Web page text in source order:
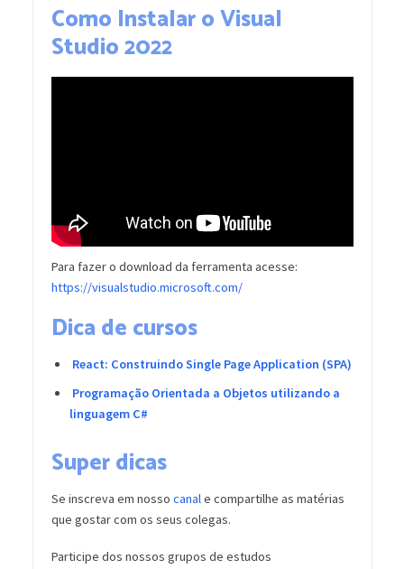
Como Instalar o Visual
Studio 2022
Para fazer o download da ferramenta acesse:
https://visualstudio.microsoft.com/
Dica de cursos
React: Construindo Single Page Application (SPA)
Programação Orientada a Objetos utilizando a
linguagem C#
Super dicas
Se inscreva em nosso canale compartilhe as matérias
que gostar com os seus colegas.
Participe dos nossos grupos de estudos